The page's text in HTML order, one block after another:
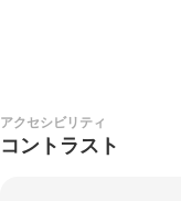
アクセシビリティ
コントラスト